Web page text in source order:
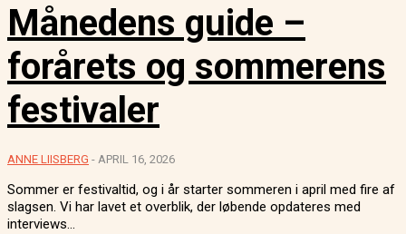
Månedens guide –
forårets og sommerens
festivaler
ANNE LIISBERG - APRIL 16, 2026
Sommer er festivaltid, og i år starter sommeren i april med fire af
slagsen. Vi har lavet et overblik, der løbende opdateres med
interviews...